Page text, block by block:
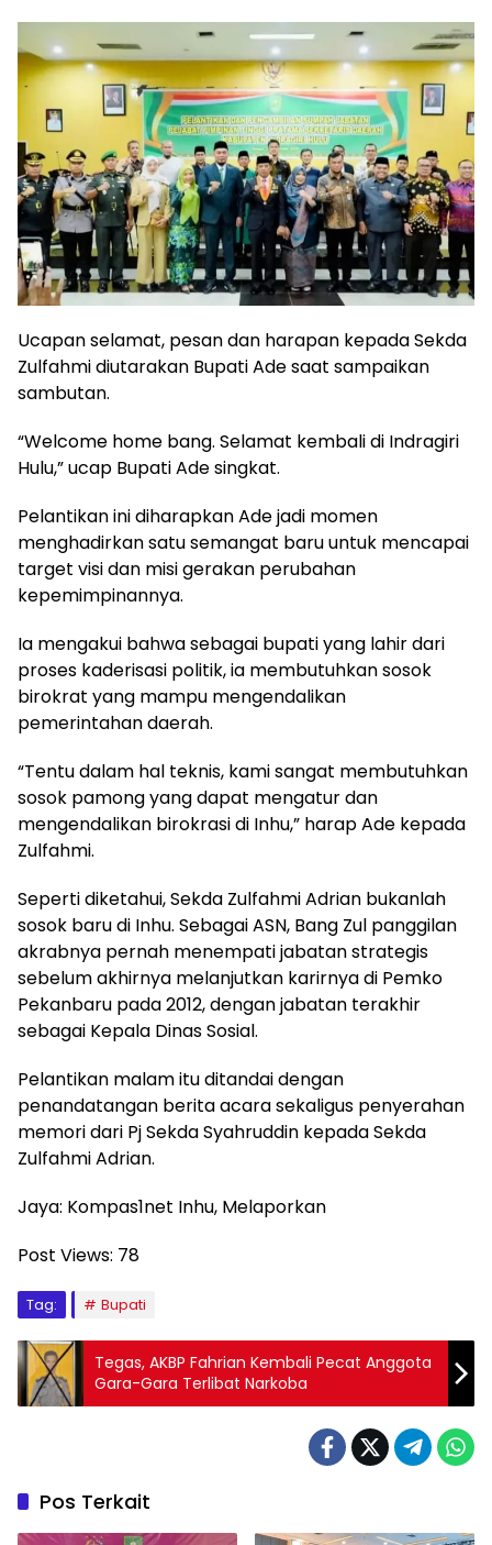
Ucapan selamat, pesan dan harapan kepada Sekda
Zulfahmi diutarakan Bupati Ade saat sampaikan
sambutan.
“Welcome home bang. Selamat kembali di Indragiri
Hulu,” ucap Bupati Ade singkat.
Pelantikan ini diharapkan Ade jadi momen
menghadirkan satu semangat baru untuk mencapai
target visi dan misi gerakan perubahan
kepemimpinannya.
Ia mengakui bahwa sebagai bupati yang lahir dari
proses kaderisasi politik, ia membutuhkan sosok
birokrat yang mampu mengendalikan
pemerintahan daerah.
“Tentu dalam hal teknis, kami sangat membutuhkan
sosok pamong yang dapat mengatur dan
mengendalikan birokrasi di Inhu,” harap Ade kepada
Zulfahmi.
Seperti diketahui, Sekda Zulfahmi Adrian bukanlah
sosok baru di Inhu. Sebagai ASN, Bang Zul panggilan
akrabnya pernah menempati jabatan strategis
sebelum akhirnya melanjutkan karirnya di Pemko
Pekanbaru pada 2012, dengan jabatan terakhir
sebagai Kepala Dinas Sosial.
Pelantikan malam itu ditandai dengan
penandatangan berita acara sekaligus penyerahan
memori dari Pj Sekda Syahruddin kepada Sekda
Zulfahmi Adrian.
Jaya: Kompas1net Inhu, Melaporkan
Post Views: 78
Tag: Bupati
Tegas, AKBP Fahrian Kembali Pecat Anggota
Gara-Gara Terlibat Narkoba
Pos Terkait